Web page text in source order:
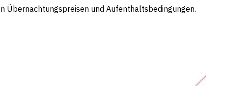
Übernachtungspreisen und Aufenthaltsbedingungen.